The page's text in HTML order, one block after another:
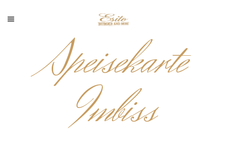
Speisekarte
Imbiss